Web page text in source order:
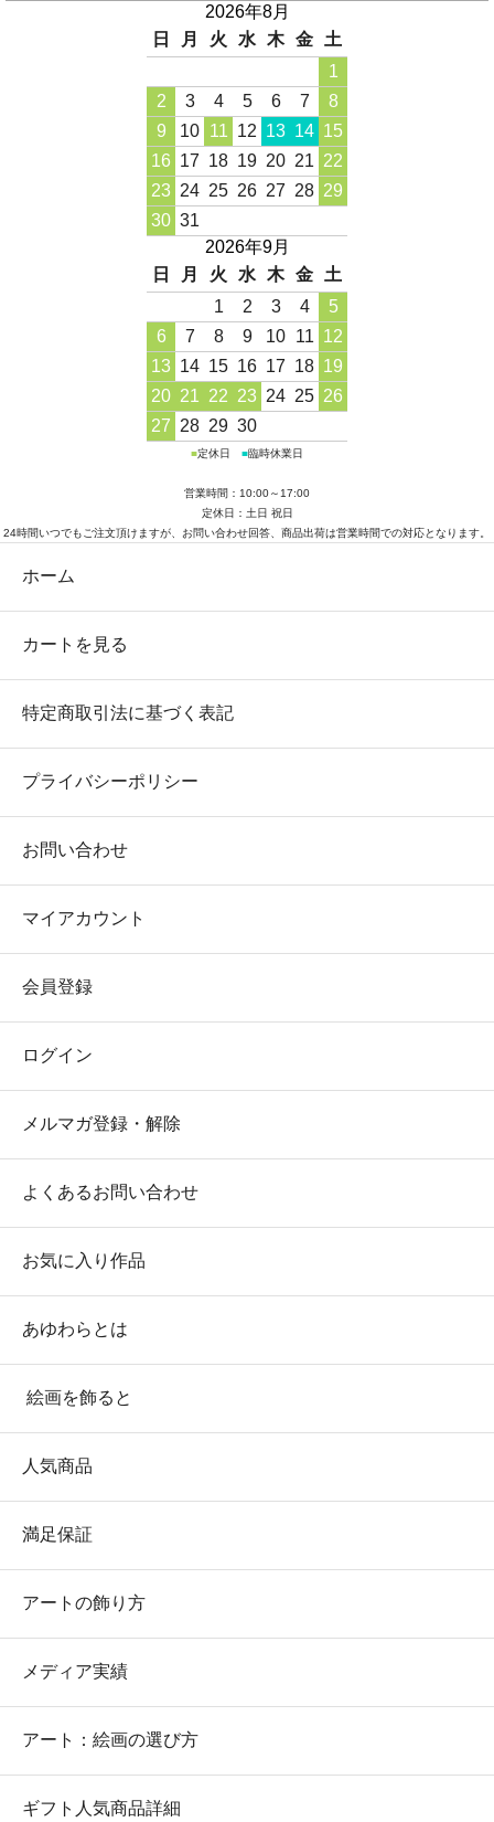
2026年8月
日
月 火 水 木 金
土
1
2
3 4 5 6 7
8
9
10 11 12 13 14 15
16 17 18 19 20 21 22
23 24 25 26 27 28 29
30 31
2026年9月
日
月 火 水 木 金
土
1
2 3 4
5
6
7 8 9 10 11 12
13 14 15 16 17 18 19
20 21 22 23 24 25 26
27 28 29 30
■定休日 ■臨時休業日
営業時間：10:00～17:00
定休日：土日 祝日
24時間いつでもご注文頂けますが、お問い合わせ回答、商品出荷は営業時間での対応となります。
ホーム
カートを見る
特定商取引法に基づく表記
プライバシーポリシー
お問い合わせ
マイアカウント
会員登録
ログイン
メルマガ登録・解除
よくあるお問い合わせ
お気に入り作品
あゆわらとは
絵画を飾ると
人気商品
満足保証
アートの飾り方
メディア実績
アート：絵画の選び方
ギフト人気商品詳細